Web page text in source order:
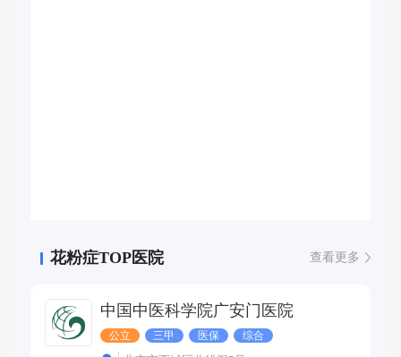
花粉症TOP医院 查看更多
中国中医科学院广安门医院
公立 三甲 医保 综合